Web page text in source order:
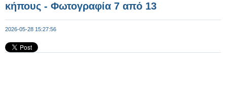
κήπους - Φωτογραφία 7 από 13
2026-05-28 15:27:56